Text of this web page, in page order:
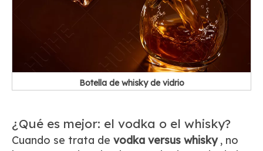
Botella de whisky de vidrio
¿Qué es mejor: el vodka o el whisky?
Cuando se trata de vodka versus whisky, no